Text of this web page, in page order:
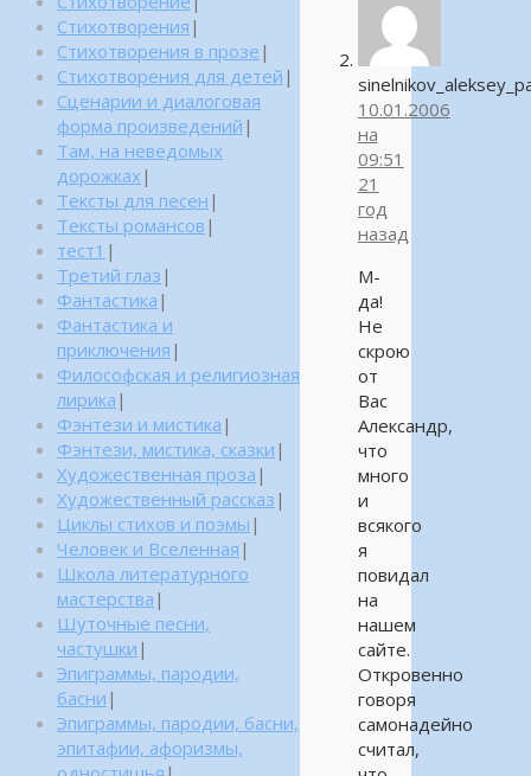
10.01.2006
на
09:51
21
год
назад
М-
да!
Не
скрою
от
Вас
Александр,
что
много
и
всякого
я
повидал
на
нашем
сайте.
Откровенно
говоря
самонадейно
считал,
Стихотворения |
Стихотворения в прозе |
Стихотворения для детей |
Сценарии и диалоговая
форма произведений |
Там, на неведомых
дорожках |
Тексты для песен |
Тексты романсов |
тест1 |
Третий глаз |
Фантастика |
Фантастика и
приключения |
Философская и религиозная
лирика |
Фэнтези и мистика |
Фэнтези, мистика, сказки |
Художественная проза |
Художественный рассказ |
Циклы стихов и поэмы |
Человек и Вселенная |
Школа литературного
мастерства |
Шуточные песни,
частушки |
Эпиграммы, пародии,
басни |
Эпиграммы, пародии, басни,
эпитафии, афоризмы,